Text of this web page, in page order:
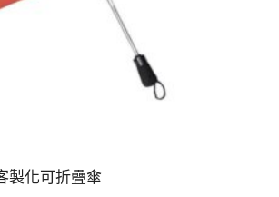
製化可折疊傘